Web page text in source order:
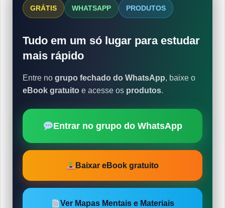
GRÁTIS WHATSAPP PRODUTOS
Tudo em um só lugar para estudar
mais rápido
Entre no grupo fechado do WhatsApp, baixe o
eBook gratuito e acesse os produtos.
Entrar no grupo do WhatsApp
Baixar eBook gratuito
Ver Mapas Mentais e Materiais